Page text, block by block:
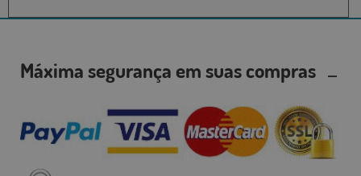
Máxima segurança em suas compras